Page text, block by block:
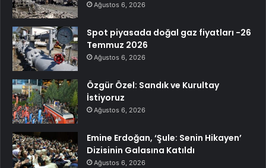
Ağustos 6, 2026
Spot piyasada doğal gaz fiyatları -26
Temmuz 2026
Ağustos 6, 2026
Özgür Özel: Sandık ve Kurultay
İstiyoruz
Ağustos 6, 2026
Emine Erdoğan, ‘Şule: Senin Hikayen’
Dizisinin Galasına Katıldı
Ağustos 6, 2026